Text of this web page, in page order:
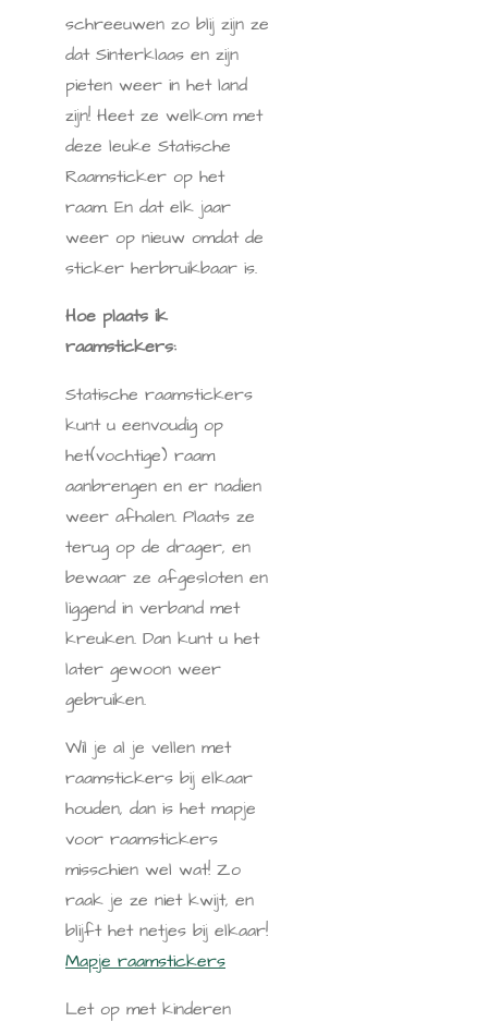
schreeuwen zo blij zijn ze
dat Sinterklaas en zijn
pieten weer in het land
zijn! Heet ze welkom met
deze leuke Statische
Raamsticker op het
raam. En dat elk jaar
weer op nieuw omdat de
sticker herbruikbaar is.
Hoe plaats ik
raamstickers:
Statische raamstickers
kunt u eenvoudig op
het(vochtige) raam
aanbrengen en er nadien
weer afhalen. Plaats ze
terug op de drager, en
bewaar ze afgesloten en
liggend in verband met
kreuken. Dan kunt u het
later gewoon weer
gebruiken.
Wil je al je vellen met
raamstickers bij elkaar
houden, dan is het mapje
voor raamstickers
misschien wel wat! Zo
raak je ze niet kwijt, en
blijft het netjes bij elkaar!
Mapje raamstickers
Let op met kinderen